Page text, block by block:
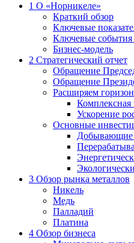
1 О «Норникеле»
Краткий обзор
Ключевые
Ключевые события
Бизнес-модель
2 Стратегический отчет
Обращение
Обращение
Расширяем
Комплексная
Ускорение
Основные
Добывающие
3 Обзор рынка металлов
Никель
Медь
Палладий
Платина
4 Обзор бизнеса